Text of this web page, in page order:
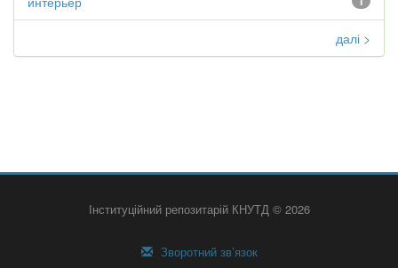
далі >
Інституційний репозитарій КНУТД © 2026
Зворотний зв’язок